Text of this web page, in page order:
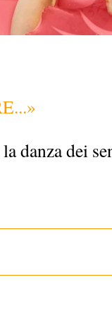
danza dei